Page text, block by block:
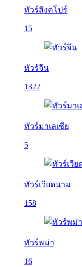
ทัวร์สิงคโปร์
15
ทัวร์จีน
1322
ทัวร์มาเลเซีย
5
ทัวร์เวียดนาม
158
ทัวร์พม่า
16